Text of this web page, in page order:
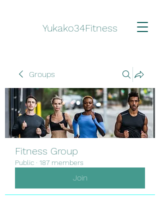
Yukako34Fitness
Groups
Fitness Group
Public · 187 members
Join